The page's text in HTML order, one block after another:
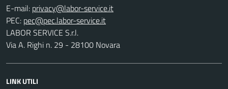
E-mail:
PEC:
LABOR SERVICE S.r.l.
Via A. Righi n. 29 - 28100 Novara
LINK UTILI